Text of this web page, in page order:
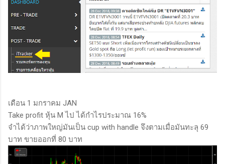
เดือน 1 มกราคม JAN
Take profit หุ้น M ไป ได้กำไรประมาณ 16%
จำได้ว่าภาพใหญ่มันเป็น cup with handle จึงตามเมื่อมันทะลุ 69
บาท ขายออกที่ 80 บาท